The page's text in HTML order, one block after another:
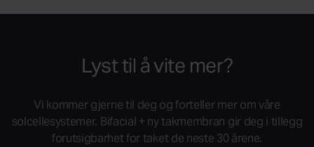
Lyst til å vite mer?
Vi kommer gjerne til deg og forteller mer om våre
solcellesystemer. Bifacial + ny takmembran gir deg i tillegg
forutsigbarhet for taket de neste 30 årene.